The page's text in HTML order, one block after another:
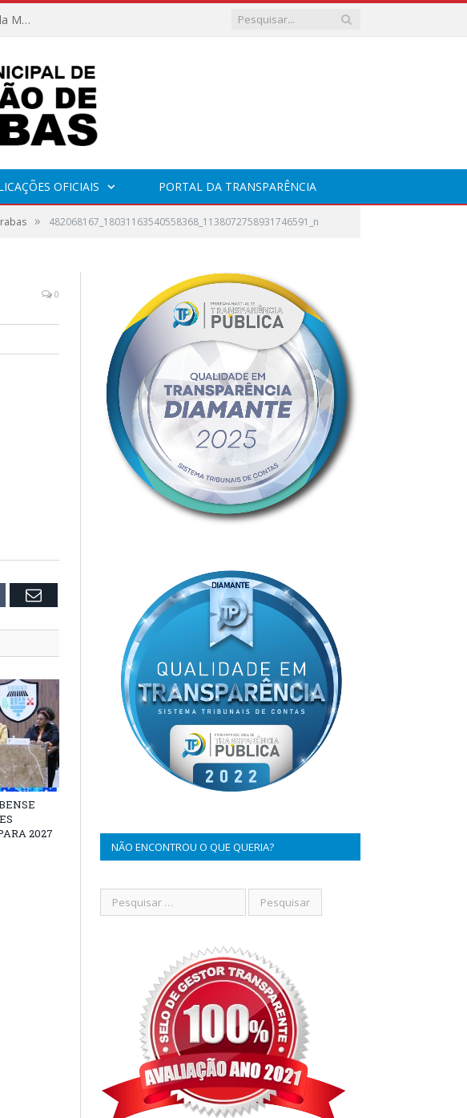
Edital de Convocação Nº 001/2026 – Eleição para Renovação da Mesa Diretora – Biênio 2027/2028
OFICIAIS PORTAL DA TRANSPARÊNCIA
» 482068167_18031163540558368_1138072758931746591_n
0
Email
2027
NÃO ENCONTROU O QUE QUERIA?